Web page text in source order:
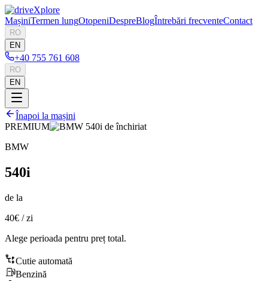
MașiniTermen lungOtopeniDespreBlogÎntrebări frecventeContact
RO
EN
+40 755 761 608
RO
EN
Înapoi la mașini
PREMIUM
BMW
540i
de la
40€ /zi
Alege perioada pentru preț total.
Cutie automată
Benzină